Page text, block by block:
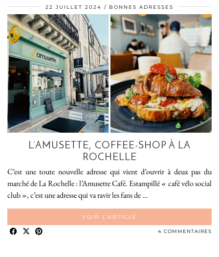
22 JUILLET 2024 BONNES ADRESSES
L’AMUSETTE, COFFEE-SHOP À LA
ROCHELLE
C’est une toute nouvelle adresse qui vient d’ouvrir à deux pas du
marché de La Rochelle : l’Amusette Café. Estampillé « café vélo social
club », c’est une adresse qui va ravir les fans de …
VOIR L’ARTICLE
4 COMMENTAIRES